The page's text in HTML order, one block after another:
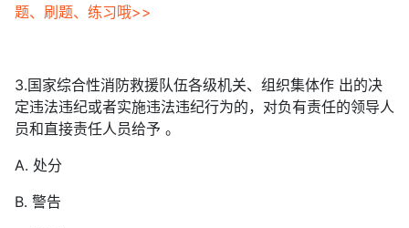
题、刷题、练习哦>>
3.国家综合性消防救援队伍各级机关、组织集体作 出的决
定违法违纪或者实施违法违纪行为的，对负有责任的领导人
员和直接责任人员给予 。
A. 处分
B. 警告